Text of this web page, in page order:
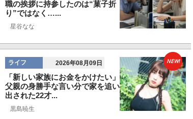
職の挨拶に持参したのは“菓子折
り”ではなく…...
星谷なな
ライフ 2026年08月09日
「新しい家族にお金をかけたい」
父親の身勝手な言い分で家を追い
出された22才...
黒島暁生
NEW!